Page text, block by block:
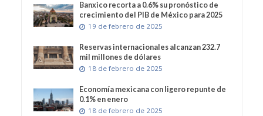
Banxico recorta a 0.6% su pronóstico de
crecimiento del PIB de México para 2025
19 de febrero de 2025
Reservas internacionales alcanzan 232.7
mil millones de dólares
18 de febrero de 2025
Economía mexicana con ligero repunte de
0.1% en enero
18 de febrero de 2025